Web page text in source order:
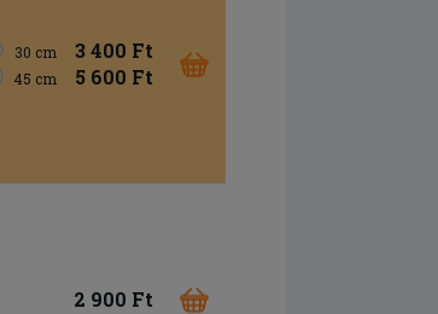
30 cm 3 400 Ft
45 cm 5 600 Ft
2 900 Ft